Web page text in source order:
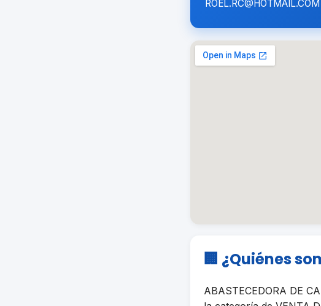
ROEL.RC@HOTMAIL.COM
🏢 ¿Quiénes
ABASTECEDORA DE